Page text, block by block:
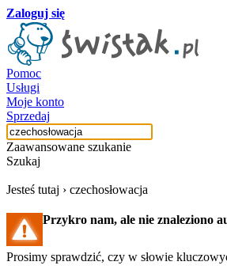
Zaloguj się
Pomoc
Usługi
Moje konto
Sprzedaj
Zaawansowane szukanie
Szukaj
Jesteś tutaj › czechosłowacja
Przykro nam, ale nie znaleziono
Prosimy sprawdzić, czy w słowie